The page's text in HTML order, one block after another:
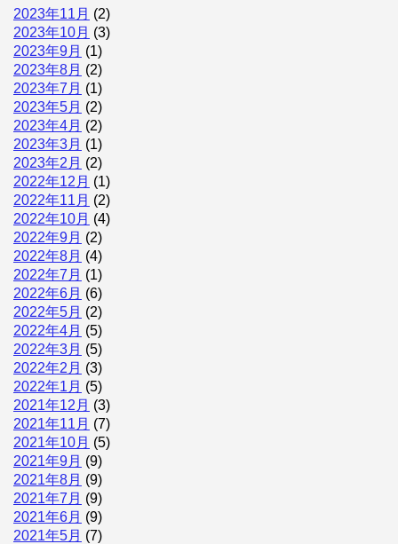
2023年11月 (2)
2023年10月 (3)
2023年9月 (1)
2023年8月 (2)
2023年7月 (1)
2023年5月 (2)
2023年4月 (2)
2023年3月 (1)
2023年2月 (2)
2022年12月 (1)
2022年11月 (2)
2022年10月 (4)
2022年9月 (2)
2022年8月 (4)
2022年7月 (1)
2022年6月 (6)
2022年5月 (2)
2022年4月 (5)
2022年3月 (5)
2022年2月 (3)
2022年1月 (5)
2021年12月 (3)
2021年11月 (7)
2021年10月 (5)
2021年9月 (9)
2021年8月 (9)
2021年7月 (9)
2021年6月 (9)
2021年5月 (7)